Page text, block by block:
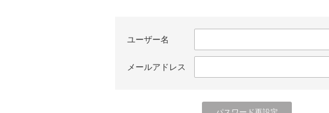
ユーザー名
メールアドレス